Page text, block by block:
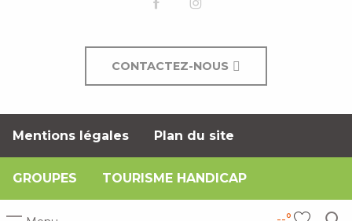
CONTACTEZ-NOUS
Mentions légales Plan du site
GROUPES TOURISME HANDICAP